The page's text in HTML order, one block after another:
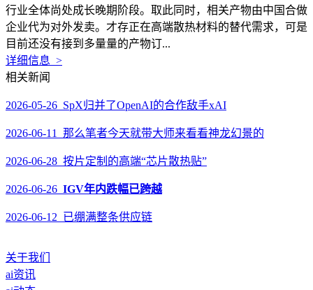
行业全体尚处成长晚期阶段。取此同时，相关产物由中国合做
企业代为对外发卖。才存正在高端散热材料的替代需求，可是
目前还没有接到多量量的产物订...
详细信息 >
相关新闻
2026-05-26 SpX归并了OpenAI的合作敌手xAI
2026-06-11 那么笔者今天就带大师来看看神龙幻景的
2026-06-28 按片定制的高端“芯片散热贴”
2026-06-26 IGV年内跌幅已跨越
2026-06-12 已绷满整条供应链
关于我们
ai资讯